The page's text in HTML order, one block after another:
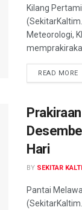
Kilang
Meteorologi,
READ MORE
Hari
BY SEKITAR
Pantai